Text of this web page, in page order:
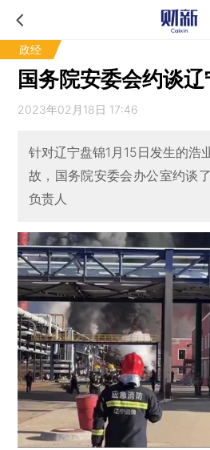
政经
国务院安委会约谈
2023年02月18日 17:46
针对辽宁盘锦1月15日发生的浩
故，国务院安委会办公室约谈
负责人